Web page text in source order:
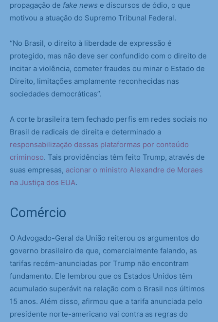
propagação de fake news e discursos de ódio, o que
motivou a atuação do Supremo Tribunal Federal.
“No Brasil, o direito à liberdade de expressão é
protegido, mas não deve ser confundido com o direito de
incitar a violência, cometer fraudes ou minar o Estado de
Direito, limitações amplamente reconhecidas nas
sociedades democráticas”.
A corte brasileira tem fechado perfis em redes sociais no
Brasil de radicais de direita e determinado a
responsabilização dessas plataformas por conteúdo
criminoso. Tais providências têm feito Trump, através de
suas empresas, acionar o ministro Alexandre de Moraes
na Justiça dos EUA.
Comércio
O Advogado-Geral da União reiterou os argumentos do
governo brasileiro de que, comercialmente falando, as
tarifas recém-anunciadas por Trump não encontram
fundamento. Ele lembrou que os Estados Unidos têm
acumulado superávit na relação com o Brasil nos últimos
15 anos. Além disso, afirmou que a tarifa anunciada pelo
presidente norte-americano vai contra as regras do